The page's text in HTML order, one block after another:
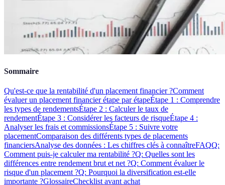
Sommaire
Qu'est-ce que la rentabilité d'un placement financier ?Comment
évaluer un placement financier étape par étapeÉtape 1 : Comprendre
les types de rendementsÉtape 2 : Calculer le taux de
rendementÉtape 3 : Considérer les facteurs de risqueÉtape 4 :
Analyser les frais et commissionsÉtape 5 : Suivre votre
placementComparaison des différents types de placements
financiersAnalyse des données : Les chiffres clés à connaîtreFAQQ:
Comment puis-je calculer ma rentabilité ?Q: Quelles sont les
différences entre rendement brut et net ?Q: Comment évaluer le
risque d'un placement ?Q: Pourquoi la diversification est-elle
importante ?GlossaireChecklist avant achat